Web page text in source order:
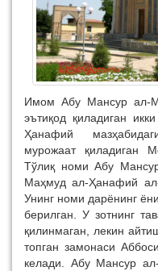
Имом Абу Мансур ал-
эътиқод қиладиган
Ҳанафий
мурожаат қиладиган
Тўлиқ номи Абу
Маҳмуд ал-Ҳанафий
Унинг номи дарёнинг
берилган. У зотнинг
қилинмаган, лекин
топган замонаси
келади. Абу Мансур